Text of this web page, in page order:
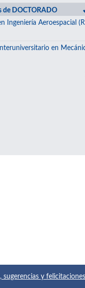
de DOCTORADO
Ingeniería Aeroespacial
en
sugerencias y felicitaciones